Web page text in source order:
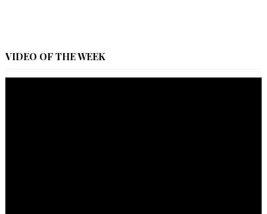
VIDEO OF THE WEEK